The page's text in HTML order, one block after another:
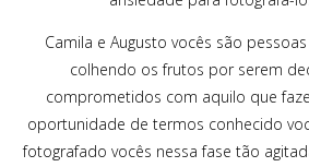
Camila e Augusto vocês são
colhendo os frutos por serem
comprometidos com aquilo que
oportunidade de termos conhecido
fotografado vocês nessa fase tão